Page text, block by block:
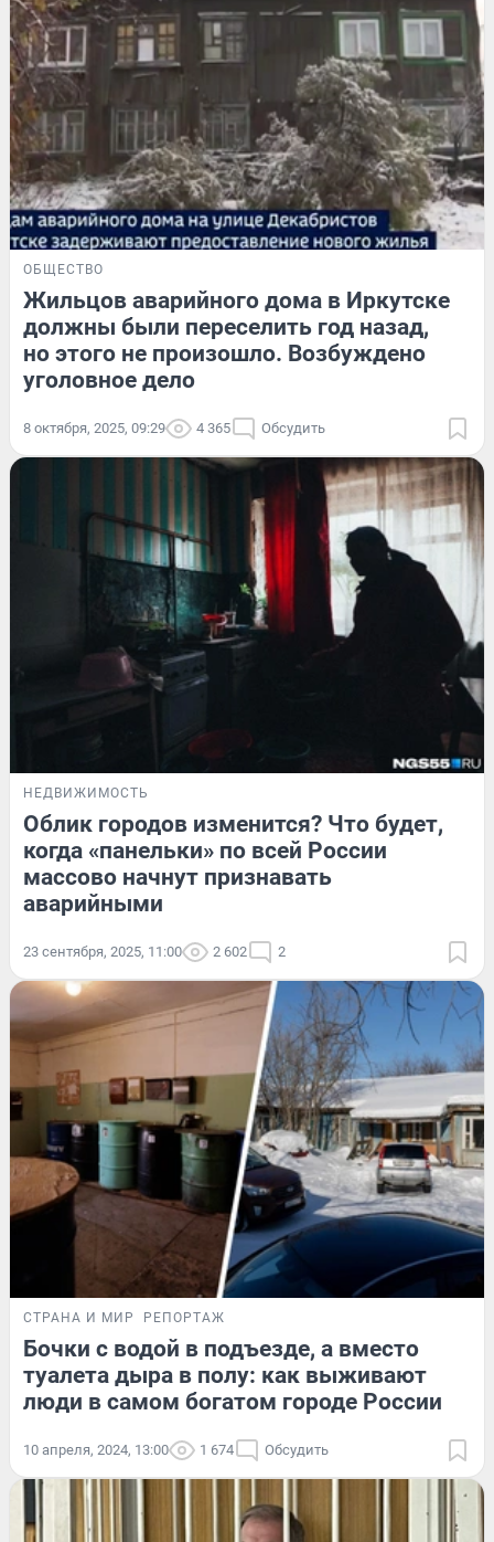
ОБЩЕСТВО
Жильцов аварийного дома в Иркутске
должны были переселить год назад,
но этого не произошло. Возбуждено
уголовное дело
8 октября, 2025, 09:29 4 365 Обсудить
НЕДВИЖИМОСТЬ
Облик городов изменится? Что будет,
когда «панельки» по всей России
массово начнут признавать
аварийными
23 сентября, 2025, 11:00 2 602 2
СТРАНА И МИР РЕПОРТАЖ
Бочки с водой в подъезде, а вместо
туалета дыра в полу: как выживают
люди в самом богатом городе России
10 апреля, 2024, 13:00 1 674 Обсудить